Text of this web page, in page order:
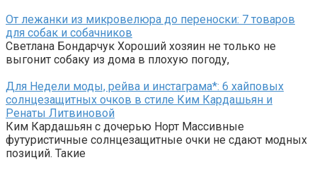
От лежанки из микровелюра до переноски: 7 товаров
для собак и собачников
Светлана Бондарчук Хороший хозяин не только не
выгонит собаку из дома в плохую погоду,
Для Недели моды, рейва и инстаграма*: 6 хайповых
солнцезащитных очков в стиле Ким Кардашьян и
Ренаты Литвиновой
Ким Кардашьян с дочерью Норт Массивные
футуристичные солнцезащитные очки не сдают модных
позиций. Такие